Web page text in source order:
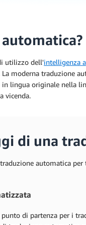
utilizzo dell'intelligenza
moderna traduzione
lingua originale nella
vicenda.
di una
automatica
di partenza per i